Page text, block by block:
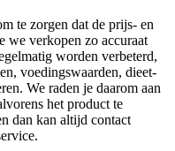
te zorgen dat de prijs- en
we verkopen zo accuraat
worden verbeterd,
voedingswaarden, dieet-
We raden je daarom aan
het product te
dan kan altijd contact